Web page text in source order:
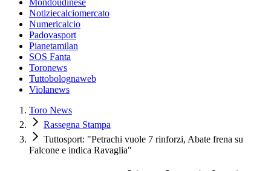
Mondoudinese
Notiziecalciomercato
Numericalcio
Padovasport
Pianetamilan
SOS Fanta
Toronews
Tuttobolognaweb
Violanews
Toro News
Rassegna Stampa
Tuttosport: "Petrachi vuole 7 rinforzi, Abate frena su
Falcone e indica Ravaglia"